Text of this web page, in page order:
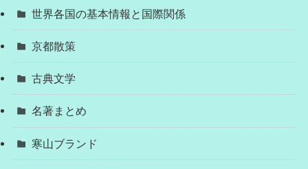
世界各国の基本情報と国際関係
京都散策
古典文学
名著まとめ
寒山ブランド